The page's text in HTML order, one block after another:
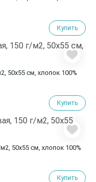
Купить
50х55 см, хлопок 100%
Купить
50х55 см, хлопок 100%
Купить